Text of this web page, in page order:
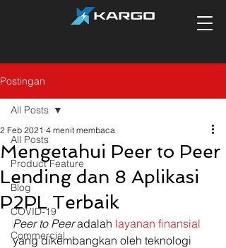
Postingan
All Posts
Product Feature
Blog
COVID-19
Commercial
All Posts
Mengetahui Peer to Peer
Lending dan 8 Aplikasi
P2PL Terbaik
2 Feb 2021 4 menit membaca
Peer to Peer adalah layanan finansial
yang dikembangkan oleh teknologi